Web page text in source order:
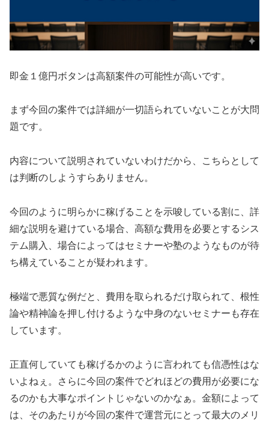
即金１億円ボタンは高額案件の可能性が高いです。
まず今回の案件では詳細が一切語られていないことが大問
題です。
内容について説明されていないわけだから、こちらとして
は判断のしようすらありません。
今回のように明らかに稼げることを示唆している割に、 詳
細な説明を避けている場合、 高額な費用を必要とするシス
テム購入、場合によってはセミナーや塾のようなものが待
ち構えていることが疑われます。
極端で悪質な例だと、費用を取られるだけ取られて、根性
論や精神論を押し付けるような中身のないセミナーも存在
しています。
正直何していても稼げるかのように言われても信憑性はな
いよねぇ。さらに今回の案件でどれほどの費用が必要にな
るのかも大事なポイントじゃないのかなぁ。金額によって
は、そのあたりが今回の案件で運営元にとって最大のメリ